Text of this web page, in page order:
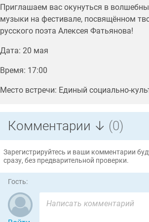
Приглашаем вас окунуться в
музыки на фестивале, посвящённом
русского поэта Алексея Фатьянова!
Дата: 20 мая
Время: 17:00
Место встречи: Единый социально-
Комментарии ↓ (0)
Зарегистрируйтесь и ваши комментарии
сразу, без предварительной проверки.
Гость: